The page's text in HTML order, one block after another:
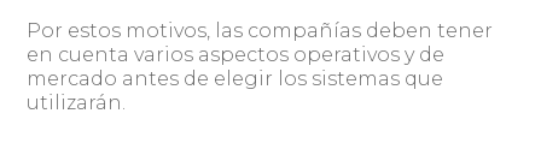
Por estos motivos, las compañías deben tener
en cuenta varios aspectos operativos y de
mercado antes de elegir los sistemas que
utilizarán.